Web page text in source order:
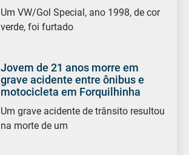
Um VW/Gol Special, ano 1998, de cor
verde, foi furtado
Jovem de 21 anos morre em
grave acidente entre ônibus e
motocicleta em Forquilhinha
Um grave acidente de trânsito resultou
na morte de um